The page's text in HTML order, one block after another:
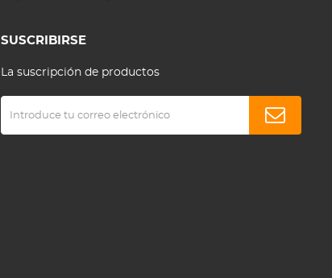
SUSCRIBIRSE
La suscripción de productos